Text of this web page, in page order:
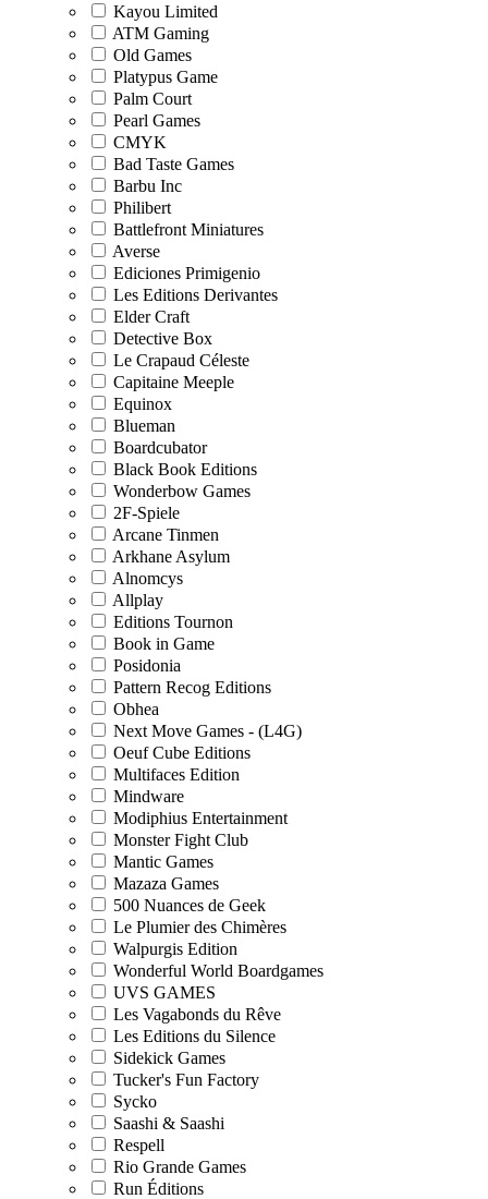
Kayou Limited
ATM Gaming
Old Games
Platypus Game
Palm Court
Pearl Games
CMYK
Bad Taste Games
Barbu Inc
Philibert
Battlefront Miniatures
Averse
Ediciones Primigenio
Les Editions Derivantes
Elder Craft
Detective Box
Le Crapaud Céleste
Capitaine Meeple
Equinox
Blueman
Boardcubator
Black Book Editions
Wonderbow Games
2F-Spiele
Arcane Tinmen
Arkhane Asylum
Alnomcys
Allplay
Editions Tournon
Book in Game
Posidonia
Pattern Recog Editions
Obhea
Next Move Games - (L4G)
Oeuf Cube Editions
Multifaces Edition
Mindware
Modiphius Entertainment
Monster Fight Club
Mantic Games
Mazaza Games
500 Nuances de Geek
Le Plumier des Chimères
Walpurgis Edition
Wonderful World Boardgames
UVS GAMES
Les Vagabonds du Rêve
Les Editions du Silence
Sidekick Games
Tucker's Fun Factory
Sycko
Saashi & Saashi
Respell
Rio Grande Games
Run Éditions